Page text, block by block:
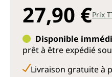
27,90 €Prix
Disponible
prêt à être expédié
Livraison gratuite à